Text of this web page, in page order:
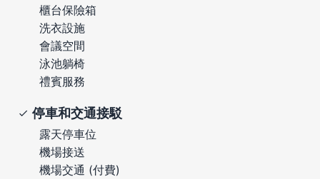
櫃台保險箱
洗衣設施
會議空間
泳池躺椅
禮賓服務
停車和交通接駁
露天停車位
機場接送
機場交通 (付費)